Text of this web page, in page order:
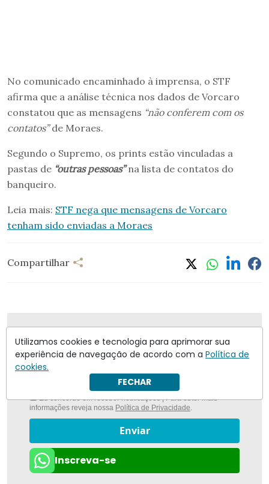
No comunicado encaminhado à imprensa, o STF
afirma que a análise técnica nos dados de Vorcaro
constatou que as mensagens “não conferem com os
contatos”de Moraes.
Segundo o Supremo, os prints estão vinculadas a
pastas de “outras pessoas”na lista de contatos do
banqueiro.
Leia mais: STF nega que mensagens de Vorcaro
tenham sido enviadas a Moraes
Compartilhar
Antagonista
Eu concordo em receber notificações | Para obter mais
informações reveja nossa Política de Privacidade.
Enviar
Inscreva-se
Utilizamos cookies e tecnologia para aprimorar sua
experiência de navegação de acordo com a Política de
cookies.
FECHAR